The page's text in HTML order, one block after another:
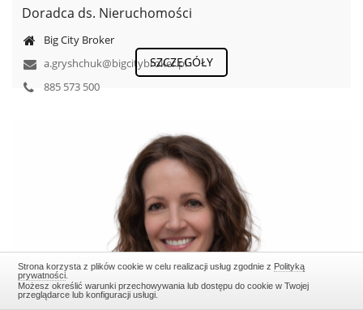
Doradca ds. Nieruchomości
Big City Broker
a.gryshchuk@bigcitybroker.pl
885 573 500
SZCZEGÓŁY
Strona korzysta z plików cookie w celu realizacji usług zgodnie z Polityką
prywatności
Możesz określić warunki przechowywania lub dostępu do cookie w Twojej
przeglądarce lub konfiguracji usługi.